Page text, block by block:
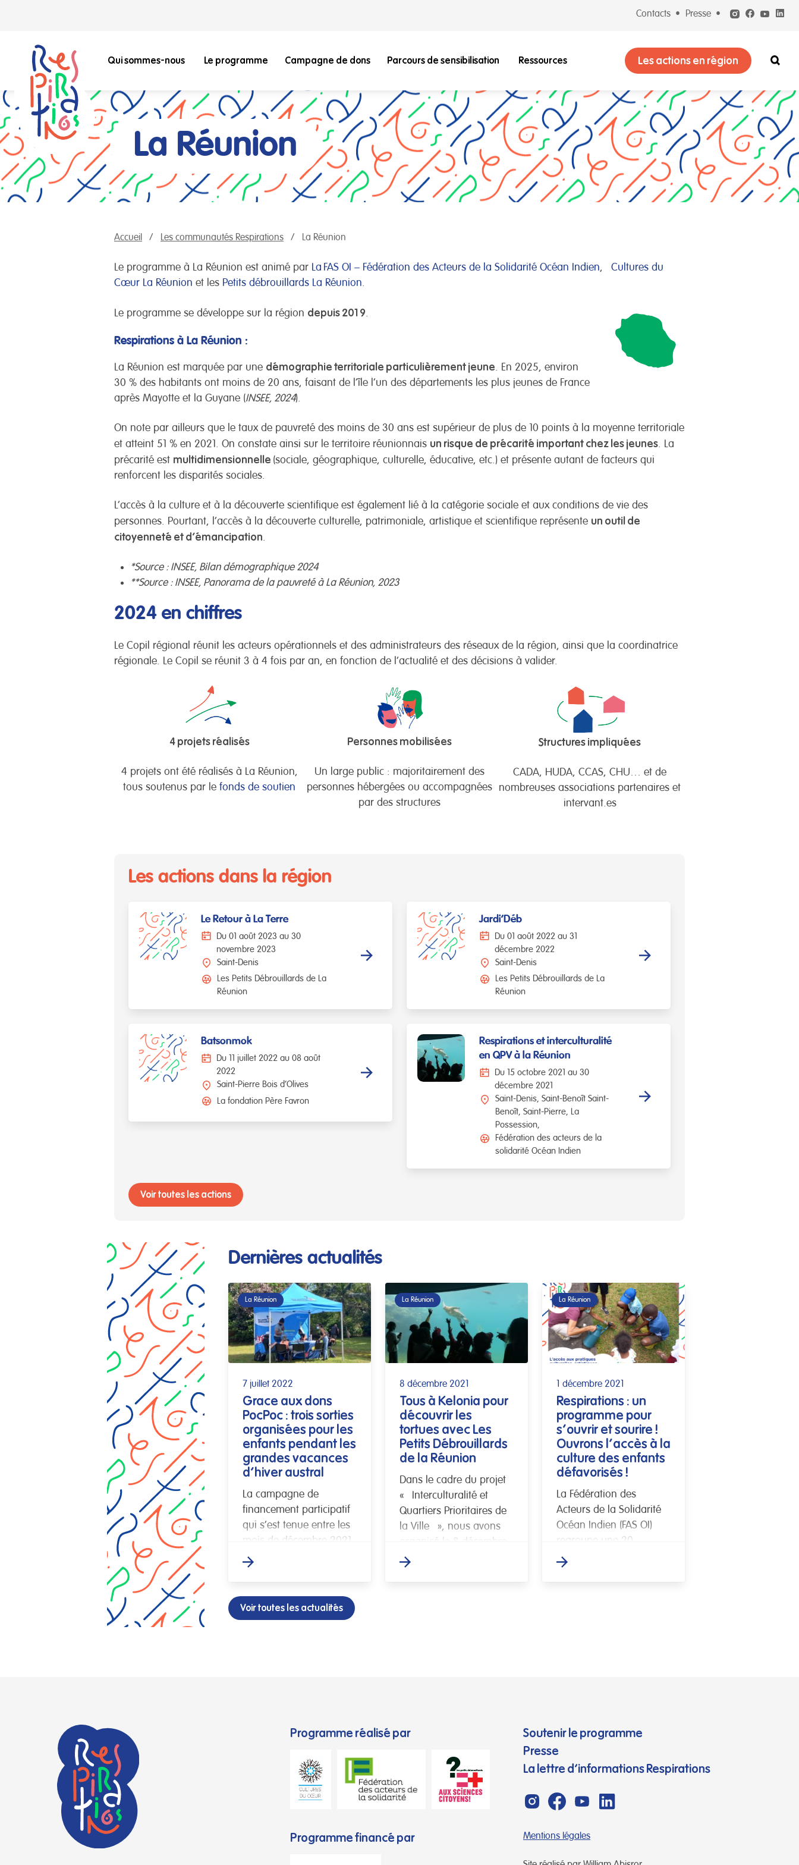
Contacts Presse
Qui sommes-nous Le programme Campagne de dons Parcours de sensibilisation Ressources Les actions en région
La Réunion
Accueil Les communautés Respirations La Réunion
Le programme à La Réunion est animé par La FAS OI – Fédération des Acteurs de la Solidarité Océan Indien, Cultures du
Cœur La Réunion et les Petits débrouillards La Réunion
Le programme se développe sur la région depuis 2019
Respirations à La Réunion :
La Réunion est marquée par une démographie territoriale particulièrement jeune. En 2025, environ
30 % des habitants ont moins de 20 ans, faisant de l’île l’un des départements les plus jeunes de France
après Mayotte et la Guyane (INSEE, 2024).
On note par ailleurs que le taux de pauvreté des moins de 30 ans est supérieur de plus de 10 points à la moyenne territoriale
et atteint 51 % en 2021. On constate ainsi sur le territoire réunionnais un risque de précarité important chez les jeunes. La
précarité est multidimensionnelle (sociale, géographique, culturelle, éducative, etc.) et présente autant de facteurs qui
renforcent les disparités sociales.
L’accès à la culture et à la découverte scientifique est également lié à la catégorie sociale et aux conditions de vie des
personnes. Pourtant, l’accès à la découverte culturelle, patrimoniale, artistique et scientifique représente un outil de
citoyenneté et d’émancipation.
*Source : INSEE, Bilan démographique 2024
**Source : INSEE, Panorama de la pauvreté à La Réunion, 2023
2024 en chiffres
Le Copil régional réunit les acteurs opérationnels et des administrateurs des réseaux de la région, ainsi que la coordinatrice
régionale. Le Copil se réunit 3 à 4 fois par an, en fonction de l’actualité et des décisions à valider.
4 projets réalisés
4 projets ont été réalisés à La Réunion,
tous soutenus par le fonds de soutien
Personnes mobilisées
Un large public : majoritairement des
personnes hébergées ou accompagnées
par des structures
Structures impliquées
CADA, HUDA, CCAS, CHU… et de
nombreuses associations partenaires et
intervant.es
Les actions dans la région
Le Retour à La Terre
Du 01 août 2023 au 30
novembre 2023
Saint-Denis
Les Petits Débrouillards de La
Réunion
Jardi’Déb
Du 01 août 2022 au 31
décembre 2022
Saint-Denis
Les Petits Débrouillards de La
Réunion
Batsonmok
Du 11 juillet 2022 au 08 août
2022
Saint-Pierre Bois d’Olives
La fondation Père Favron
Respirations et interculturalité
en QPV à la Réunion
Du 15 octobre 2021 au 30
décembre 2021
Saint-Denis Saint-Benoît Saint-
Benoît Saint-Pierre
La
Possession
Fédération des acteurs de la
solidarité Océan Indien
Voir toutes les actions
Dernières actualités
La Réunion
7 juillet 2022
Grace aux dons
PocPoc : trois sorties
organisées pour les
enfants pendant les
grandes vacances
d’hiver austral
La campagne de
financement participatif
qui s’est tenue entre les
mois de décembre 2021
et avril 2022 a permis de
organiser des sorties
avec les […]
La Réunion
8 décembre 2021
Tous à Kelonia pour
découvrir les
tortues avec Les
Petits Débrouillards
de la Réunion
Dans le cadre du projet
« Interculturalité et
Quartiers Prioritaires de
la Ville », nous avons
une sortie animée sur le
La Réunion
1 décembre 2021
Respirations : un
programme pour
s’ouvrir et sourire !
Ouvrons l’accès à la
culture des enfants
défavorisés !
La Fédération des
Acteurs de la Solidarité
Océan Indien (FAS OI)
regroupe une 20
d’adhérents associatifs
Voir toutes les actualités
Programme réalisé par
Programme financé par
Soutenir le programme
Presse
La lettre d’informations Respirations
Mentions légales